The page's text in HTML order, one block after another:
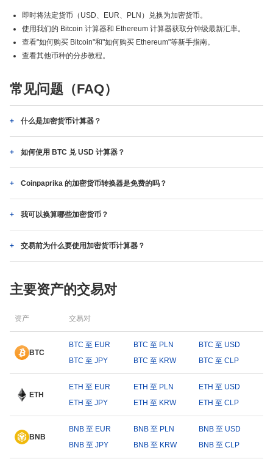
即时将法定货币（USD、EUR、PLN）兑换为加密货币。
使用我们的 Bitcoin 计算器和 Ethereum 计算器获取分钟级最新汇率。
查看"如何购买 Bitcoin"和"如何购买 Ethereum"等新手指南。
查看其他币种的分步教程。
常见问题（FAQ）
什么是加密货币计算器？
如何使用 BTC 兑 USD 计算器？
Coinpaprika 的加密货币转换器是免费的吗？
我可以换算哪些加密货币？
交易前为什么要使用加密货币计算器？
主要资产的交易对
资产 交易对
BTC
BTC 至 EUR BTC 至 PLN
BTC 至 USD
BTC 至 JPY
BTC 至 KRW BTC 至 CLP
ETH
ETH 至 EUR ETH 至 PLN
ETH 至 USD
ETH 至 JPY
ETH 至 KRW ETH 至 CLP
BNB
BNB 至 EUR BNB 至 PLN
BNB 至 USD
BNB 至 JPY
BNB 至 KRW BNB 至 CLP